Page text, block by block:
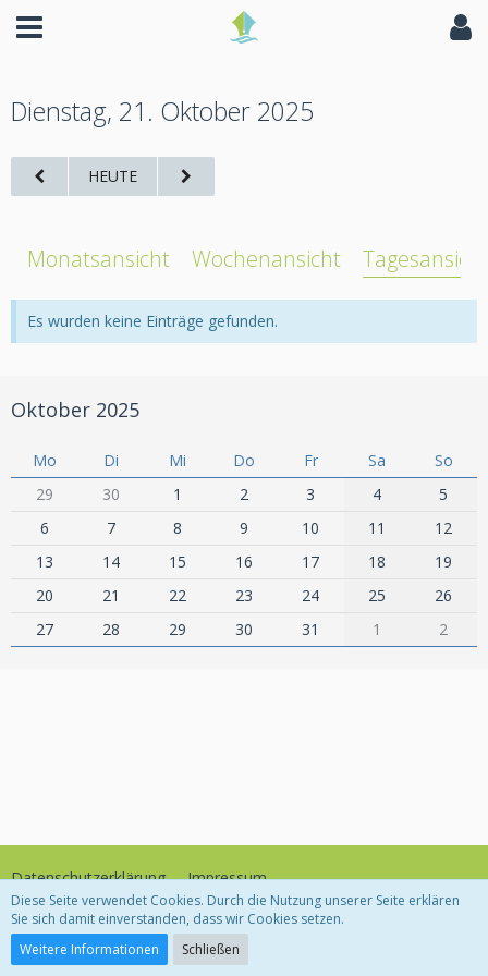
Dienstag, 21. Oktober 2025
HEUTE
Monatsansicht Wochenansicht Tagesansicht
Es wurden keine Einträge gefunden.
Oktober 2025
Mo Di Mi Do Fr Sa
So
29
30 1 2 3 4
5
6
7 8 9 10 11
12
13
14 15 16 17 18
19
20
21 22 23 24 25
26
27
28 29 30 31 1 2
Datenschutzerklärung Impressum
Community-Software:
Diese Seite verwendet Cookies. Durch die Nutzung unserer Seite erklären
Sie sich damit einverstanden, dass wir Cookies setzen.
Weitere Informationen
Schließen